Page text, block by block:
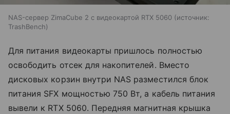
NAS-сервер ZimaCube 2 с видеокартой RTX 5060
источник:
TrashBench
Для питания видеокарты пришлось полностью
освободить отсек для накопителей. Вместо
дисковых корзин внутри NAS разместился блок
питания SFX мощностью 750 Вт, а кабель питания
вывели к RTX 5060. Передняя магнитная крышка